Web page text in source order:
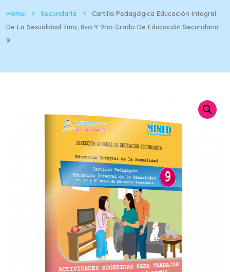
Home Secundaria
Cartilla Pedagógica Educación Integral
De La Sexualidad 7mo, 8vo Y 9no Grado De Educación Secundaria
9